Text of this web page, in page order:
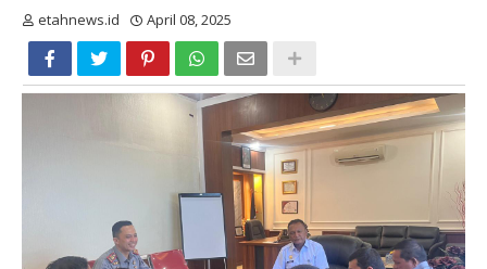
etahnews.id April 08, 2025